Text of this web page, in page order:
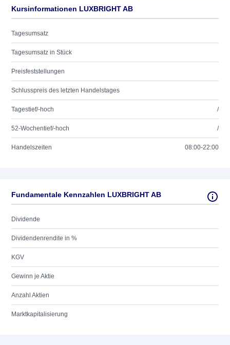
Kursinformationen LUXBRIGHT AB
Tagesumsatz
Tagesumsatz in Stück
Preisfeststellungen
Schlusspreis des letzten Handelstages
Tagestief/-hoch /
52-Wochentief/-hoch /
Handelszeiten 08:00-22:00
Fundamentale Kennzahlen LUXBRIGHT AB
Dividende
Dividendenrendite in %
KGV
Gewinn je Aktie
Anzahl Aktien
Marktkapitalisierung